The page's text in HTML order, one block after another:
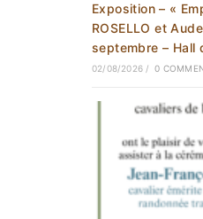
Exposition – «
ROSELLO et
septembre – Hall
02/08/2026 / 0